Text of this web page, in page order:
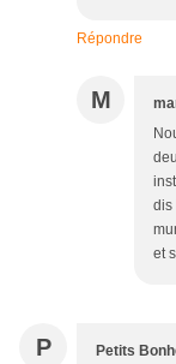
Répondre
M
dis
et
P Petits